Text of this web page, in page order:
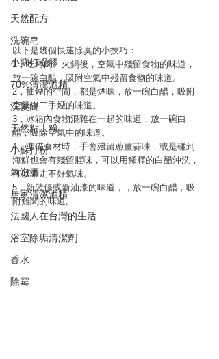
天然配方
洗碗皂
小蘇打凝膠
70%清潔酒精
洗髮餅
天然粘土粉
小蘇打粉
氣泡酒
居家清潔酒精
法國人在台灣的生活
浴室除垢清潔劑
香水
除霉
以下是幾個快速除臭的小技巧：
1，吃烤肉、火鍋後，空氣中殘留食物的味道，
放一碗白醋，吸附空氣中殘留食物的味道。
2，抽煙的空間，都是煙味，放一碗白醋，吸附
空氣中二手煙的味道。
3，冰箱內食物混雜在一起的味道，放一碗白
醋，吸除空氣中的味道。
4，準備食材時，手會殘留蔥薑蒜味，或是碰到
海鮮也會有殘留腥味，可以用稀釋的白醋沖洗，
可以帶走不好氣味。
5，新裝修或新油漆的味道，，放一碗白醋，吸
附難聞的味道。